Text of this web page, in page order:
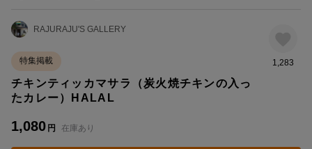
RAJURAJU'S GALLERY
特集掲載
チキンティッカマサラ（炭火焼チキンの入っ
たカレー）HALAL
1,080 円 在庫あり
1,283